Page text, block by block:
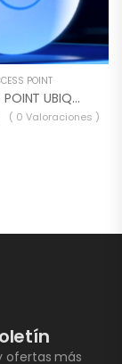
POINT
ACCESS POINT UBIQUITI U6-LR
( 0 Valoraciones )
ofertas más